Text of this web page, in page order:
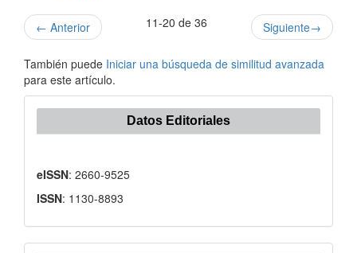
← Anterior 11-20 de 36 Siguiente→
También puede Iniciar una búsqueda de similitud avanzada
para este artículo.
Datos Editoriales
eISSN: 2660-9525
ISSN: 1130-8893